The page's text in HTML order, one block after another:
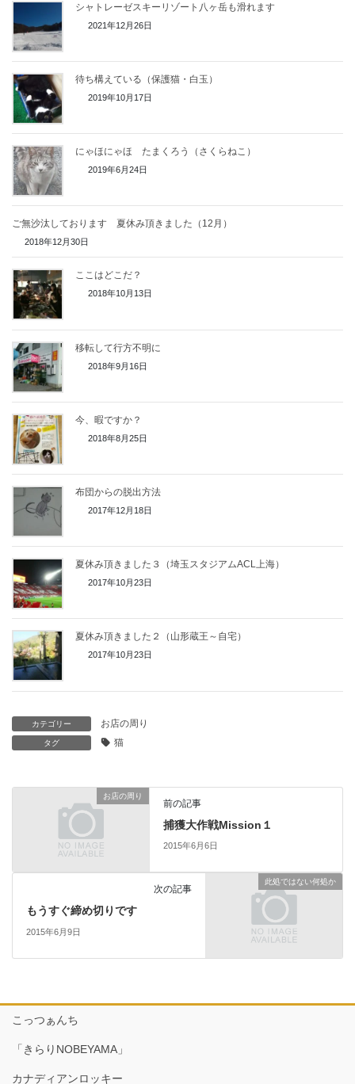
シャトレーゼスキーリゾート八ヶ岳も滑れます
2021年12月26日
待ち構えている（保護猫・白玉）
2019年10月17日
にゃほにゃほ たまくろう（さくらねこ）
2019年6月24日
ご無沙汰しております 夏休み頂きました（12月）
2018年12月30日
ここはどこだ？
2018年10月13日
移転して行方不明に
2018年9月16日
今、暇ですか？
2018年8月25日
布団からの脱出方法
2017年12月18日
夏休み頂きました３（埼玉スタジアムACL上海）
2017年10月23日
夏休み頂きました２（山形蔵王～自宅）
2017年10月23日
カテゴリー お店の周り
タグ 猫
お店の周り
前の記事
捕獲大作戦Mission１
2015年6月6日
此処ではない何処か
次の記事
もうすぐ締め切りです
2015年6月9日
こっつぁんち
「きらりNOBEYAMA」
カナディアンロッキー